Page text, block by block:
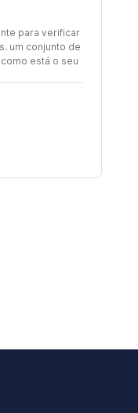
para verificar
um conjunto de
está o seu